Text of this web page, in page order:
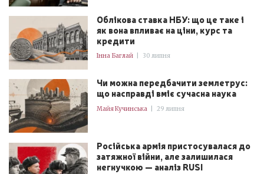
Облікова ставка НБУ: що це таке і
як вона впливає на ціни, курс та
кредити
Інна Баглай 30 липня
Чи можна передбачити землетрус:
що насправді вміє сучасна наука
Майя Кучинська 29 липня
Російська армія пристосувалася до
затяжної війни, але залишилася
негнучкою — аналіз RUSI